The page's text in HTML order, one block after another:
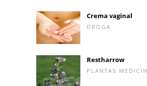
Crema vaginal
DROGA
Restharrow
PLANTAS